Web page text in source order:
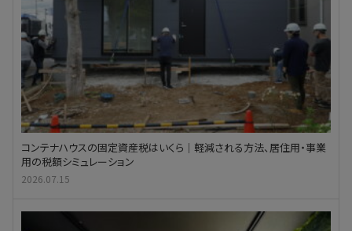
コンテナハウスの固定資産税はいくら｜軽減される方法、居住用・事業
用の税額シミュレーション
2026.07.15